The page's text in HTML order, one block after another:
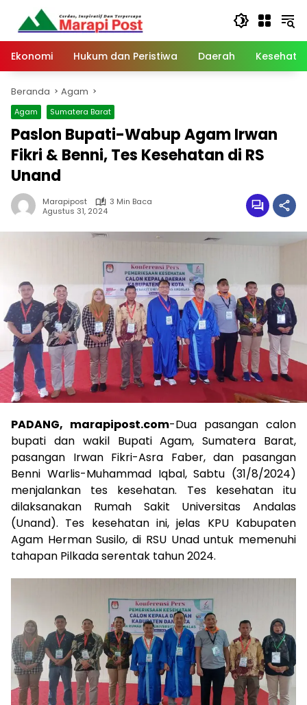
Langsung
konten
Ekonomi
Hukum dan Peristiwa Daerah
Beranda Agam
Agam Sumatera Barat
Paslon Bupati-Wabup Agam Irwan
Fikri & Benni, Tes Kesehatan di RS
Unand
Marapipost
3 Min Baca
Agustus 31, 2024
PADANG, marapipost.com-Dua pasangan calon
bupati dan wakil Bupati Agam, Sumatera Barat,
pasangan Irwan Fikri-Asra Faber, dan pasangan
Benni Warlis-Muhammad Iqbal, Sabtu (31/8/2024)
menjalankan tes kesehatan. Tes kesehatan itu
dilaksanakan Rumah Sakit Universitas Andalas
(Unand). Tes kesehatan ini, jelas KPU Kabupaten
Agam Herman Susilo, di RSU Unad untuk memenuhi
tahapan Pilkada serentak tahun 2024.